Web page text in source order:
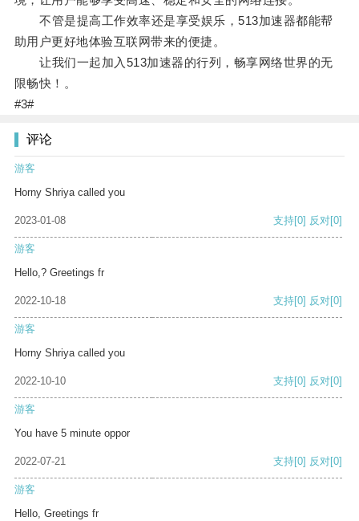
不管是提高工作效率还是享受娱乐，513加速器都能帮
助用户更好地体验互联网带来的便捷。
让我们一起加入513加速器的行列，畅享网络世界的无
限畅快！。
#3#
评论
游客
Horny Shriya called you
2023-01-08 支持[0] 反对[0]
游客
Hello,? Greetings fr
2022-10-18 支持[0] 反对[0]
游客
Horny Shriya called you
2022-10-10 支持[0] 反对[0]
游客
You have 5 minute oppor
2022-07-21 支持[0] 反对[0]
游客
Hello, Greetings fr